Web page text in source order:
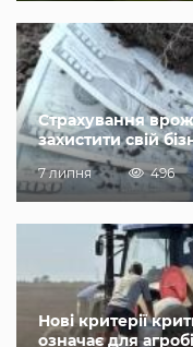
Страхування
захистити свій
7 липня 496
Нові критерії
означає для